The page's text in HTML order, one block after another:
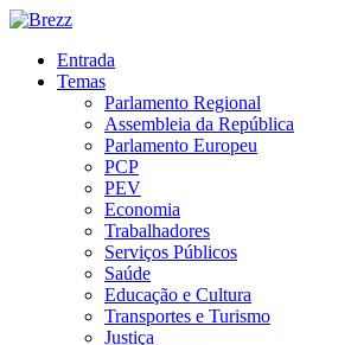
Entrada
Temas
Parlamento Regional
Assembleia da República
Parlamento Europeu
PCP
PEV
Economia
Trabalhadores
Serviços Públicos
Saúde
Educação e Cultura
Transportes e Turismo
Justiça